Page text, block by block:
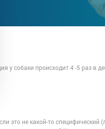
у собаки происходит 4 -5 раз
это не какой-то